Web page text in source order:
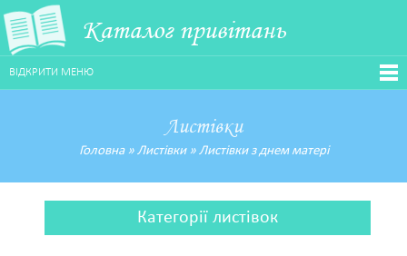
Каталог привітань
ВІДКРИТИ МЕНЮ
Листівки
Головна» Листівки» Листівки з днем матері
Категорії листівок